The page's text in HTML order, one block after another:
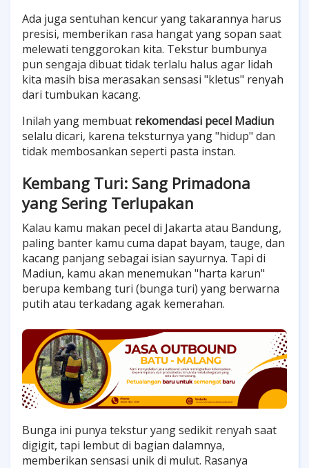
Ada juga sentuhan kencur yang takarannya harus
presisi, memberikan rasa hangat yang sopan saat
melewati tenggorokan kita. Tekstur bumbunya
pun sengaja dibuat tidak terlalu halus agar lidah
kita masih bisa merasakan sensasi "kletus" renyah
dari tumbukan kacang.
Inilah yang membuat rekomendasi pecel Madiun
selalu dicari, karena teksturnya yang "hidup" dan
tidak membosankan seperti pasta instan.
Kembang Turi: Sang Primadona
yang Sering Terlupakan
Kalau kamu makan pecel di Jakarta atau Bandung,
paling banter kamu cuma dapat bayam, tauge, dan
kacang panjang sebagai isian sayurnya. Tapi di
Madiun, kamu akan menemukan "harta karun"
berupa kembang turi (bunga turi) yang berwarna
putih atau terkadang agak kemerahan.
Bunga ini punya tekstur yang sedikit renyah saat
digigit, tapi lembut di bagian dalamnya,
memberikan sensasi unik di mulut. Rasanya